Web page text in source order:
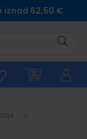
iznad 62,50 €